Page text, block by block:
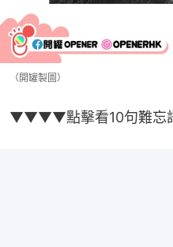
（開罐製圖）
▼▼▼▼點擊看10句難